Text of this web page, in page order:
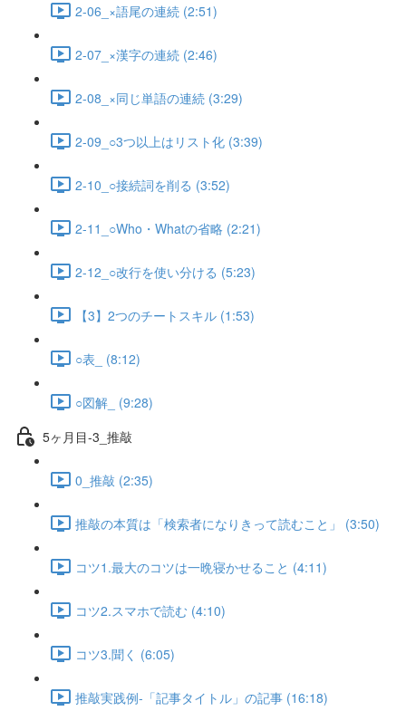
2-06_×語尾の連続 (2:51)
2-07_×漢字の連続 (2:46)
2-08_×同じ単語の連続 (3:29)
2-09_○3つ以上はリスト化 (3:39)
2-10_○接続詞を削る (3:52)
2-11_○Who・Whatの省略 (2:21)
2-12_○改行を使い分ける (5:23)
【3】2つのチートスキル (1:53)
○表_ (8:12)
○図解_ (9:28)
5ヶ月目-3_推敲
0_推敲 (2:35)
推敲の本質は「検索者になりきって読むこと」 (3:50)
コツ1.最大のコツは一晩寝かせること (4:11)
コツ2.スマホで読む (4:10)
コツ3.聞く (6:05)
推敲実践例-「記事タイトル」の記事 (16:18)